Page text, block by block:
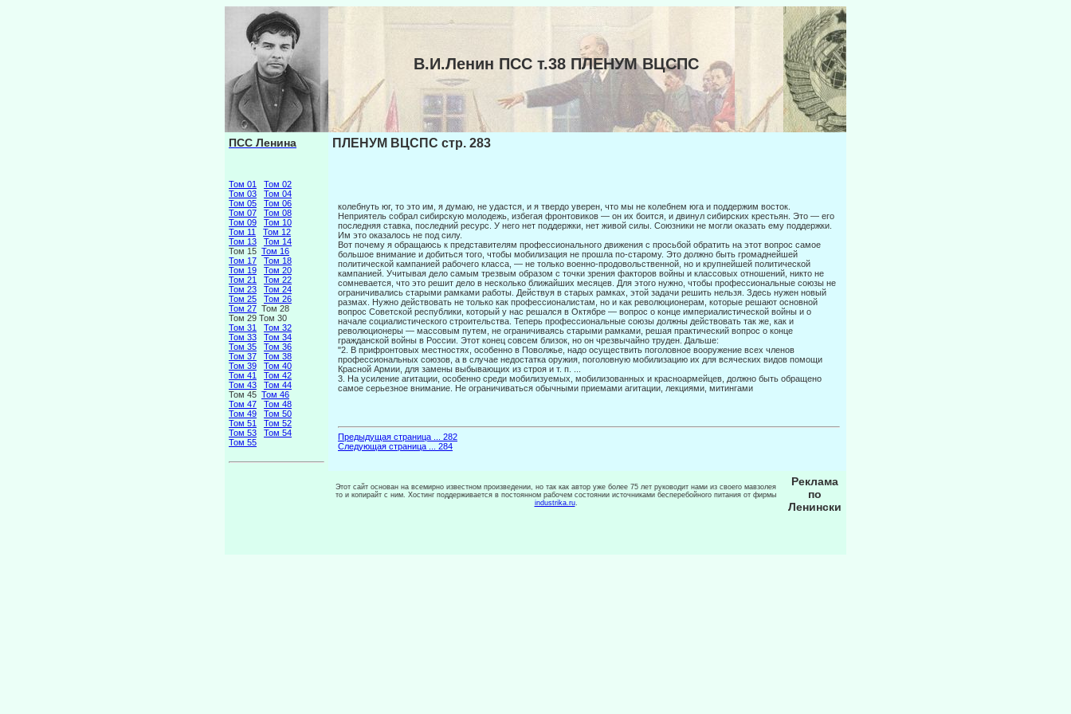
В.И.Ленин ПСС т.38 ПЛЕНУМ ВЦСПС
ПСС Ленина
Том 01
Том 02
Том 03
Том 04
Том 05
Том 06
Том 07
Том 08
Том 09
Том 10
Том 11
Том 12
Том 13
Том 14
Том 15 Том 16
Том 17
Том 18
Том 19
Том 20
Том 21
Том 22
Том 23
Том 24
Том 25
Том 26
Том 27 Том 28
Том 29 Том 30
Том 31
Том 32
Том 33
Том 34
Том 35
Том 36
Том 37
Том 38
Том 39
Том 40
Том 41
Том 42
Том 43
Том 44
Том 45 Том 46
Том 47
Том 48
Том 49
Том 50
Том 51
Том 52
Том 53
Том 54
Том 55
ПЛЕНУМ ВЦСПС стр. 283
колебнуть юг, то это им, я думаю, не удастся, и я твердо уверен, что мы не колебнем юга и поддержим восток.
Неприятель собрал сибирскую молодежь, избегая фронтови­ков — он их боится, и двинул сибирских крестьян. Это — его
последняя ставка, по­следний ресурс. У него нет поддержки, нет живой силы. Союзники не могли оказать ему поддержки.
Им это оказалось не под силу.
Вот почему я обращаюсь к представителям профессионального движения с просьбой обратить на этот вопрос самое
большое внимание и добиться того, чтобы мобилизация не прошла по-старому. Это должно быть громаднейшей
политической кампанией рабо­чего класса, — не только военно-продовольственной, но и крупнейшей политической
кампанией. Учитывая дело самым трезвым образом с точки зрения факторов войны и классовых отношений, никто не
сомневается, что это решит дело в несколько ближай­ших месяцев. Для этого нужно, чтобы профессиональные союзы не
ограничивались старыми рамками работы. Действуя в старых рамках, этой задачи решить нельзя. Здесь нужен новый
размах. Нужно действовать не только как профессионалистам, но и как революционерам, которые решают основной
вопрос Советской республики, который у нас решался в Октябре — вопрос о конце империалистической войны и о
начале социа­листического строительства. Теперь профессиональные союзы должны действовать так же, как и
революционеры — массовым путем, не ограничиваясь старыми рамками, ре­шая практический вопрос о конце
гражданской войны в России. Этот конец совсем близок, но он чрезвычайно труден. Дальше:
"2. В прифронтовых местностях, особенно в Поволжье, надо осуществить поголов­ное вооружение всех членов
профессиональных союзов, а в случае недостатка оружия, поголовную мобилизацию их для всяческих видов помощи
Красной Армии, для замены выбывающих из строя и т. п. ...
3. На усиление агитации, особенно среди мобилизуемых, мобилизованных и красно­армейцев, должно быть обращено
самое серьезное внимание. Не ограничиваться обыч­ными приемами агитации, лекциями, митингами
Предыдущая страница ... 282
Следующая страница ... 284
Этот сайт основан на всемирно известном произведении, но так как автор уже более 75 лет руководит нами из своего мавзолея
то и копирайт с ним. Хостинг поддерживается в постоянном рабочем состоянии источниками бесперебойного питания от фирмы
industrika.ru.
Реклама
по
Ленински